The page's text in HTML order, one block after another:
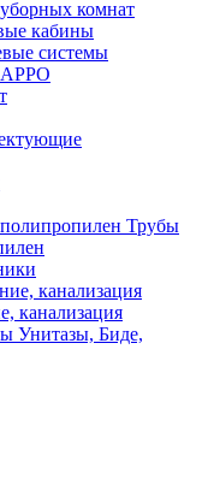
комнат
кабины
системы
Трубы
канализация
Унитазы, Биде,